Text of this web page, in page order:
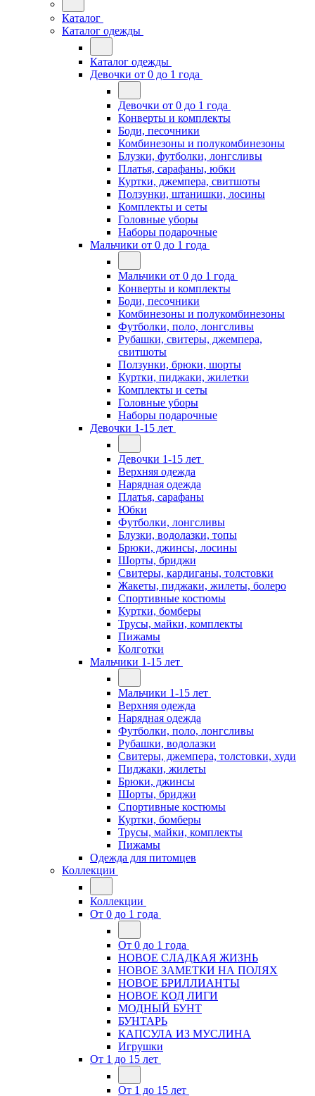
Каталог
Каталог одежды
Каталог одежды
Девочки от 0 до 1 года
Девочки от 0 до 1 года
Конверты и комплекты
Боди, песочники
Комбинезоны и полукомбинезоны
Блузки, футболки, лонгсливы
Платья, сарафаны, юбки
Куртки, джемпера, свитшоты
Ползунки, штанишки, лосины
Комплекты и сеты
Головные уборы
Наборы подарочные
Мальчики от 0 до 1 года
Мальчики от 0 до 1 года
Конверты и комплекты
Боди, песочники
Комбинезоны и полукомбинезоны
Футболки, поло, лонгсливы
Рубашки, свитеры, джемпера,
свитшоты
Ползунки, брюки, шорты
Куртки, пиджаки, жилетки
Комплекты и сеты
Головные уборы
Наборы подарочные
Девочки 1-15 лет
Девочки 1-15 лет
Верхняя одежда
Нарядная одежда
Платья, сарафаны
Юбки
Футболки, лонгсливы
Блузки, водолазки, топы
Брюки, джинсы, лосины
Шорты, бриджи
Свитеры, кардиганы, толстовки
Жакеты, пиджаки, жилеты, болеро
Спортивные костюмы
Куртки, бомберы
Трусы, майки, комплекты
Пижамы
Колготки
Мальчики 1-15 лет
Мальчики 1-15 лет
Верхняя одежда
Нарядная одежда
Футболки, поло, лонгсливы
Рубашки, водолазки
Свитеры, джемпера, толстовки, худи
Пиджаки, жилеты
Брюки, джинсы
Шорты, бриджи
Спортивные костюмы
Куртки, бомберы
Трусы, майки, комплекты
Пижамы
Одежда для питомцев
Коллекции
Коллекции
От 0 до 1 года
От 0 до 1 года
НОВОЕ СЛАДКАЯ ЖИЗНЬ
НОВОЕ ЗАМЕТКИ НА ПОЛЯХ
НОВОЕ БРИЛЛИАНТЫ
НОВОЕ КОД ЛИГИ
МОДНЫЙ БУНТ
БУНТАРЬ
КАПСУЛА ИЗ МУСЛИНА
Игрушки
От 1 до 15 лет
От 1 до 15 лет